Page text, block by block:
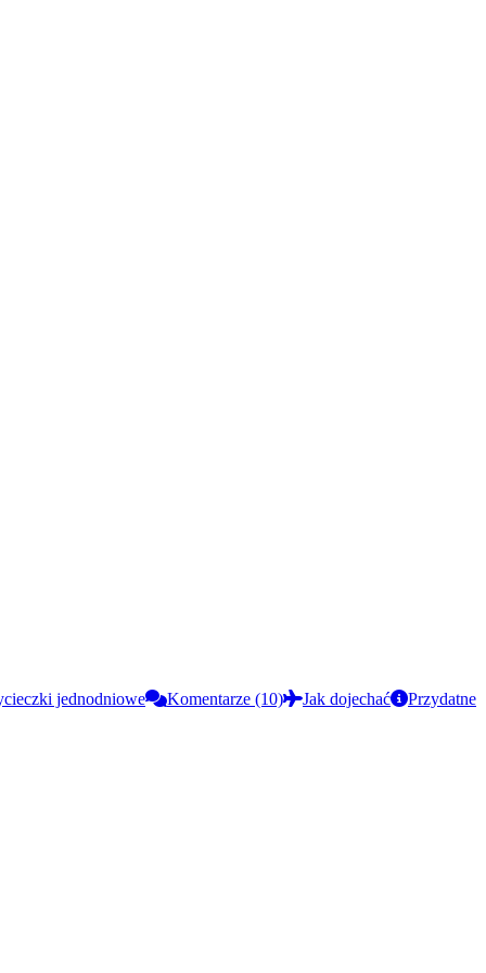
jednodniowe Komentarze (10) Jak dojechać
Przydatne